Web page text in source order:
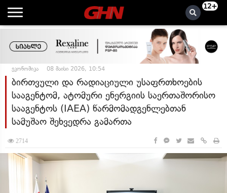
12+
ეკონომიკა 08 მაისი 2026, 10:54
ბირთვული და რადიაციული უსაფრთხოების
სააგენტომ, ატომური ენერგიის საერთაშორისო
სააგენტოს (IAEA) წარმომადგენლებთან
სამუშაო შეხვედრა გამართა
2714